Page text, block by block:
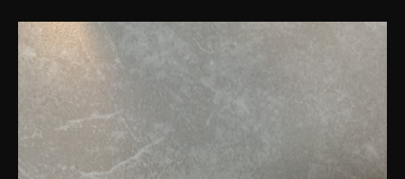
新規登録
アスリート一覧
新着ニュース
ログイン